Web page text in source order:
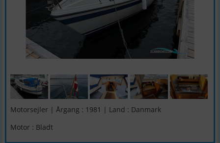
Motorsejler | Årgang : 1981 | Land : Danmark
Motor : Bladt